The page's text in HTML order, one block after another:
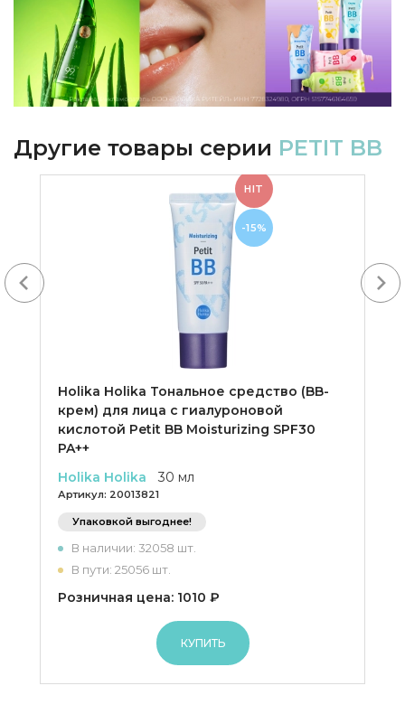
Другие товары серии PETIT BB
Holika Holika Тональное средство (BB-
крем) для лица с гиалуроновой
кислотой Petit BB Moisturizing SPF30
PA++
Holika Holika
30 мл
Артикул: 20013821
Упаковкой выгоднее!
В наличии: 32058 шт.
В пути: 25056 шт.
Розничная цена: 1010 ₽
КУПИТЬ
HIT
-15%